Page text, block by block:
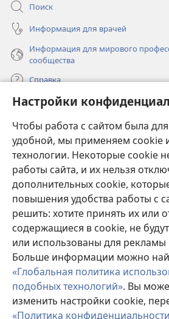
Настройки
Чтобы работа с сайтом была
удобной, мы применяем cookie
технологии. Некоторые cookie
работы сайта, и их нельзя
дополнительных cookie,
повышения удобства работы с
решить: хотите принять их или
содержащиеся в cookie, не
или использованы для рекламы
Больше информации можно
«Глобальная политика
подобных технологий». Вы
изменить настройки cookie,
«Политика
Поиск
Информация для врачей
Информация для мирового
сообщества
Справка
Пожертвования
в
новом
окне)
ОНЛАЙН-БИБЛИОТЕКА
(открывается
новом
окне)
JW Hub®
(открывается
в
новом
окне)
JW Library ®
Watchtower Library
Copyright© 2026 Watch Tower Bible and
УСЛОВИЯ ИСПОЛЬЗОВАНИЯ
КОНФИДЕНЦИАЛЬНОСТИ|